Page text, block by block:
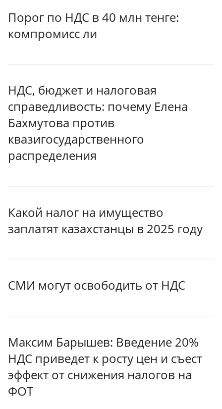
Порог по НДС в 40 млн тенге:
компромисс ли
НДС, бюджет и налоговая
справедливость: почему Елена
Бахмутова против
квазигосударственного
распределения
Какой налог на имущество
заплатят казахстанцы в 2025 году
СМИ могут освободить от НДС
Максим Барышев: Введение 20%
НДС приведет к росту цен и съест
эффект от снижения налогов на
ФОТ